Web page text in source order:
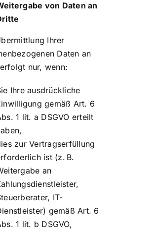
von Daten an
Ihrer
Daten an
nur, wenn:
Ihre ausdrückliche
gemäß Art. 6
1 lit. a DSGVO erteilt
zur Vertragserfüllung
ist (z. B.
an
IT-
gemäß Art. 6
1 lit. b DSGVO,